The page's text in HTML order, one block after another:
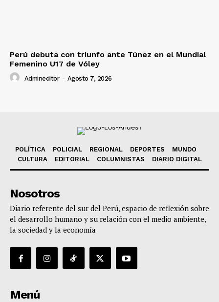
Perú debuta con triunfo ante Túnez en el Mundial
Femenino U17 de Vóley
Admineditor - Agosto 7, 2026
POLÍTICA POLICIAL REGIONAL DEPORTES
MUNDO
CULTURA
EDITORIAL COLUMNISTAS DIARIO DIGITAL
Nosotros
Diario referente del sur del Perú, espacio de reflexión sobre
el desarrollo humano y su relación con el medio ambiente,
la sociedad y la economía
Menú